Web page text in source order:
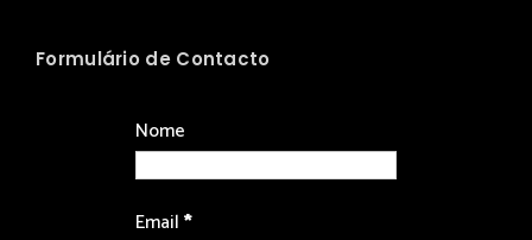
Formulário de Contacto
Nome
Email*